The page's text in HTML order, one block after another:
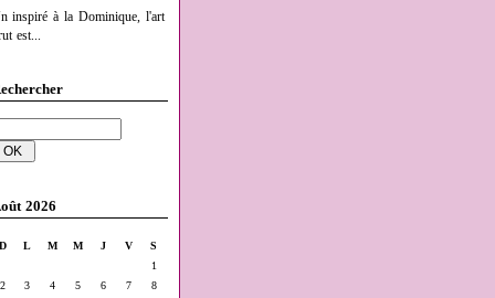
inspiré à la Dominique, l'art
est...
2026
D L M M J V
S
1
2
3 4 5 6 7
8